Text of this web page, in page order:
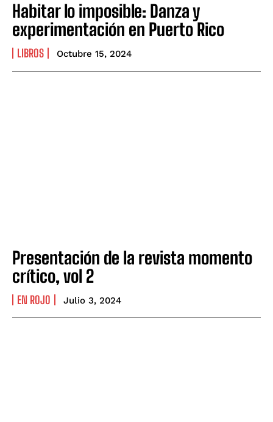
Habitar lo imposible: Danza y
experimentación en Puerto Rico
LIBROS Octubre 15, 2024
Presentación de la revista momento
crítico, vol 2
EN ROJO Julio 3, 2024